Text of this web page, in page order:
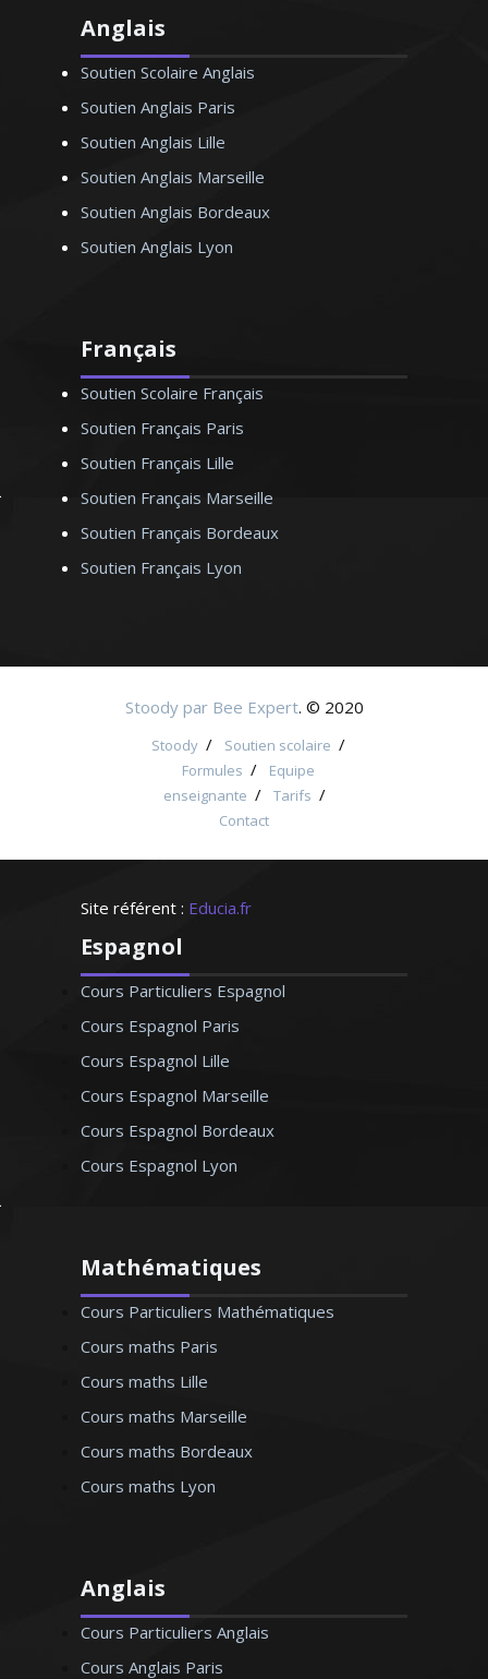
Anglais
Soutien Scolaire Anglais
Soutien Anglais Paris
Soutien Anglais Lille
Soutien Anglais Marseille
Soutien Anglais Bordeaux
Soutien Anglais Lyon
Français
Soutien Scolaire Français
Soutien Français Paris
Soutien Français Lille
Soutien Français Marseille
Soutien Français Bordeaux
Soutien Français Lyon
Stoody par Bee Expert. © 2020
Stoody / Soutien scolaire /
Formules /
Equipe
enseignante / Tarifs /
Contact
Site référent : Educia.fr
Espagnol
Cours Particuliers Espagnol
Cours Espagnol Paris
Cours Espagnol Lille
Cours Espagnol Marseille
Cours Espagnol Bordeaux
Cours Espagnol Lyon
Mathématiques
Cours Particuliers Mathématiques
Cours maths Paris
Cours maths Lille
Cours maths Marseille
Cours maths Bordeaux
Cours maths Lyon
Anglais
Cours Particuliers Anglais
Cours Anglais Paris